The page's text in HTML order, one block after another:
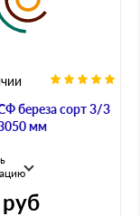
береза сорт 3/3
мм
руб